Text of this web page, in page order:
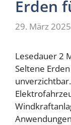
Erden
29. März 2025
Lesedauer 2
Seltene